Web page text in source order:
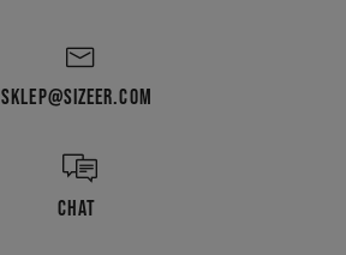
SKLEP@SIZEER.COM
CHAT